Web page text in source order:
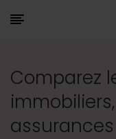
Comparez
assurances